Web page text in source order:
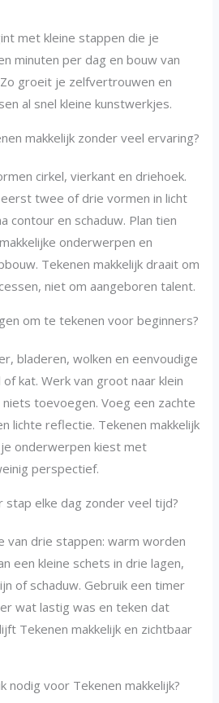
met kleine stappen die je
minuten per dag en bouw van
groeit je zelfvertrouwen en
al snel kleine kunstwerkjes.
makkelijk zonder veel ervaring?
cirkel, vierkant en driehoek.
twee of drie vormen in licht
contour en schaduw. Plan tien
onderwerpen en
Tekenen makkelijk draait om
niet om aangeboren talent.
om te tekenen voor beginners?
bladeren, wolken en eenvoudige
kat. Werk van groot naar klein
toevoegen. Voeg een zachte
lichte reflectie. Tekenen makkelijk
onderwerpen kiest met
perspectief.
stap elke dag zonder veel tijd?
van drie stappen: warm worden
een kleine schets in drie lagen,
of schaduw. Gebruik een timer
wat lastig was en teken dat
Tekenen makkelijk en zichtbaar
nodig voor Tekenen makkelijk?